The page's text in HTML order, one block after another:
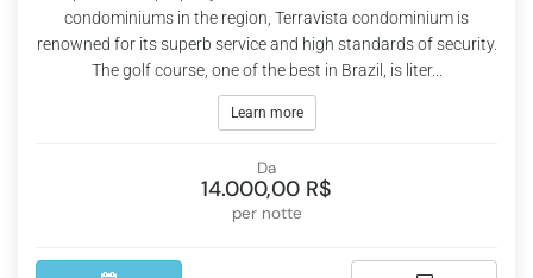
condominiums in the region, Terravista condominium is
renowned for its superb service and high standards of security.
The golf course, one of the best in Brazil, is liter...
Learn more
Da
14.000,00 R$
per notte